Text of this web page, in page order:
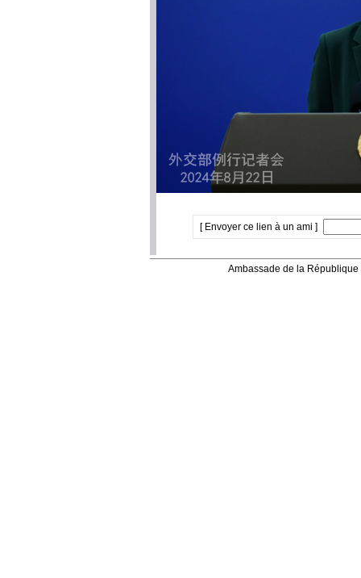
[ Envoyer ce lien à un ami ]
Ambassade de la